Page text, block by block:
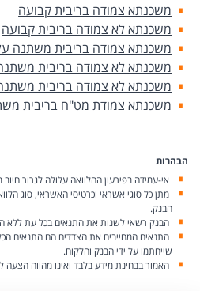
משכנתא צמודה בריבית קבועה
משכנתא לא צמודה בריבית קבועה
משכנתא צמודה בריבית משתנה
משכנתא לא צמודה בריבית
משכנתא לא צמודה בריבית
משכנתא צמודת מט"ח בריבית
הבהרות
אי-עמידה בפירעון ההלוואה עלולה לגרור חיוב
מתן כל סוגי אשראי וכרטיסי האשראי, סוג
הבנק.
הבנק רשאי לשנות את התנאים בכל עת ללא
התנאים המחייבים את הצדדים הם התנאים
שייחתמו על ידי הבנק והלקוח.
האמור בבחינת מידע בלבד ואינו מהווה הצעה